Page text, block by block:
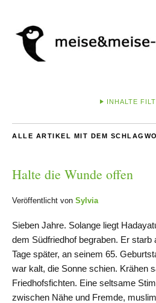
INHALTE
ALLE ARTIKEL MIT DEM
Halte die Wunde offen
Veröffentlicht von Sylvia
Sieben Jahre. Solange liegt
dem Südfriedhof begraben. Er starb
Tage später, an seinem 65.
war kalt, die Sonne schien. Krähen
Friedhofsfichten. Eine seltsame
zwischen Nähe und Fremde,